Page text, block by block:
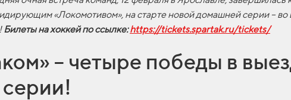
«Локомотивом», на старте новой домашней серии – во
Билеты на хоккей по ссылке:https://tickets.spartak.ru/tickets/
– четыре победы в
серии!